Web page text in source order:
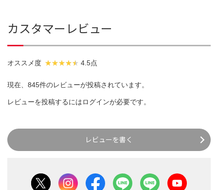
カスタマーレビュー
オススメ度 4.5点
現在、845件のレビューが投稿されています。
レビューを投稿するにはログインが必要です。
レビューを書く